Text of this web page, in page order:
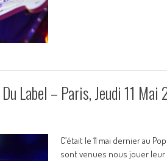
Label – Paris, Jeudi 11 Mai
C’était le 11 mai dernier au
sont venues nous jouer leur